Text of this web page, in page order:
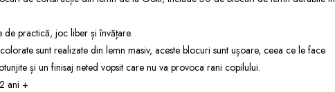
practică, joc liber și învățare.
sunt realizate din lemn masiv, aceste blocuri sunt ușoare, ceea ce le face
și un finisaj neted vopsit care nu va provoca rani copilului.
ani +